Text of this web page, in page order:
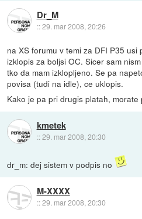
Dr_M
::29. mar 2008, 20:26
na XS forumu v temi za DFI P35
izklopis za boljsi OC. Sicer sam
tko da mam izklopljeno. Se pa
povisa (tudi na idle), ce uklopis.
Kako je pa pri drugis platah, morate
kmetek
::29. mar 2008, 20:30
dr_m: dej sistem v podpis no
M-XXXX
::29. mar 2008, 20:30